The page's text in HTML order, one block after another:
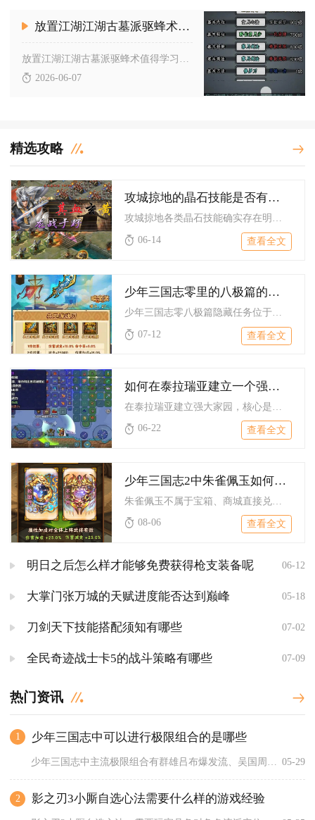
放置江湖江湖古墓派驱蜂术是否值得学习
2026-06-07
精选攻略
攻城掠地的晶石技能是否有克制其他技能的效果
攻城掠地各类晶石技能确实存在明确的克制效果，七大晶石技能围绕...
06-14
查看全文
少年三国志零里的八极篇的隐藏任务在哪里
07-12
查看全文
如何在泰拉瑞亚建立一个强大的家园
06-22
查看全文
少年三国志2中朱雀佩玉如何获取
朱雀佩玉不属于宝箱、商城直接兑换的道具，是武将觉醒后自动解锁...
08-06
查看全文
明日之后怎么样才能够免费获得枪支装备呢 06-12
大掌门张万城的天赋进度能否达到巅峰 05-18
刀剑天下技能搭配须知有哪些 07-02
全民奇迹战士卡5的战斗策略有哪些 07-09
热门资讯
1 少年三国志中可以进行极限组合的是哪些
05-29
2 影之刃3小厮自选心法需要什么样的游戏经验